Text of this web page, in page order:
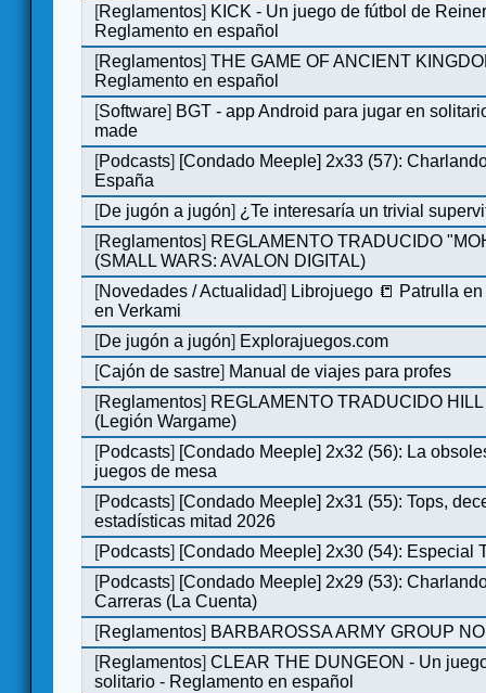
[Reglamentos] KICK - Un juego de fútbol de
Reglamento en español
[Reglamentos]THE GAME OF ANCIENT
Reglamento en español
[Software] BGT - app Android para jugar en
made
[Podcasts] [Condado Meeple] 2x33 (57):
España
[De jugón a jugón] ¿Te interesaría un trivial
[Reglamentos] REGLAMENTO TRADUCIDO
(SMALL WARS: AVALON DIGITAL)
[Novedades / Actualidad] Librojuego 📒 Patrulla
en Verkami
[De jugón a jugón] Explorajuegos.com
[Cajón de sastre] Manual de viajes para profes
[Reglamentos] REGLAMENTO TRADUCIDO
(Legión Wargame)
[Podcasts] [Condado Meeple] 2x32 (56): La
juegos de mesa
[Podcasts] [Condado Meeple] 2x31 (55): Tops,
estadísticas mitad 2026
[Podcasts] [Condado Meeple] 2x30 (54): Especial
[Podcasts] [Condado Meeple] 2x29 (53):
Carreras (La Cuenta)
[Reglamentos] BARBAROSSA ARMY GROUP
[Reglamentos]CLEAR THE DUNGEON - Un
solitario - Reglamento en español